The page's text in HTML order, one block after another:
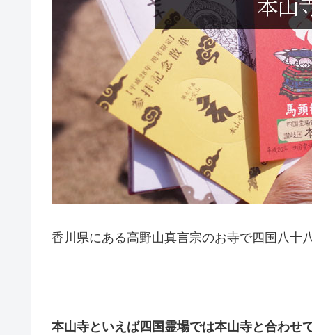
香川県にある高野山真言宗のお寺で四国八十
本山寺といえば四国霊場では本山寺と合わせ